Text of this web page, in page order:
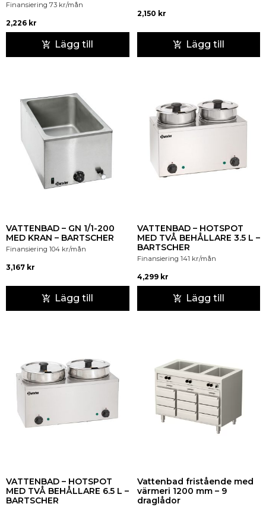
Finansiering 73 kr/mån
2,226 kr
Lägg till
2,150 kr
Lägg till
VATTENBAD – GN 1/1-200
MED KRAN – BARTSCHER
Finansiering 104 kr/mån
3,167 kr
Lägg till
VATTENBAD – HOTSPOT
MED TVÅ BEHÅLLARE 3.5 L –
BARTSCHER
Finansiering 141 kr/mån
4,299 kr
Lägg till
VATTENBAD – HOTSPOT
MED TVÅ BEHÅLLARE 6.5 L –
BARTSCHER
Vattenbad fristående med
värmeri 1200 mm – 9
draglådor